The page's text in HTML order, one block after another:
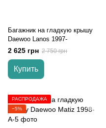
Багажник на гладкую крышу
Daewoo Lanos 1997-
2 625 грн 2 750 грн
Купить
РАСПРОДАЖА
−5%